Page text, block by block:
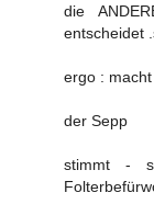
die
entscheidet
ergo :
der Sepp
stimmt -